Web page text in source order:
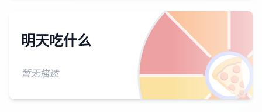
🍕
明天吃什么
暂无描述